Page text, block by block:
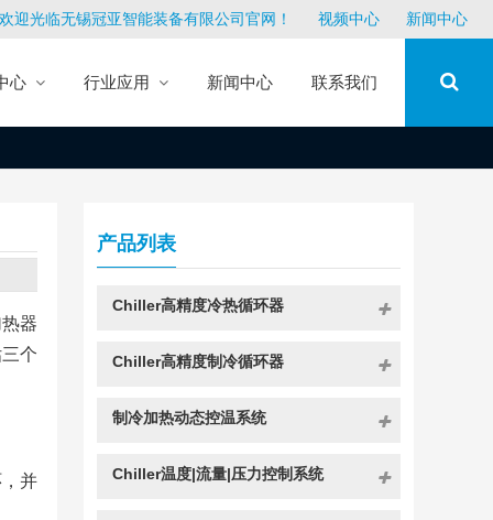
迎光临无锡冠亚智能装备有限公司官网！ 视频中心 新闻中心
心 行业应用 新闻中心 联系我们
器
个
并
产品列表
Chiller高精度冷热循环器
Chiller高精度制冷循环器
制冷加热动态控温系统
Chiller温度|流量|压力控制系统